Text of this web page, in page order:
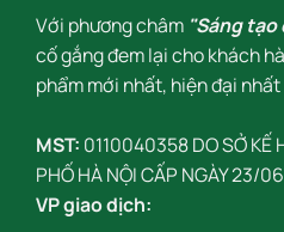
Với phương châm "Sáng
cố gắng đem lại cho khách
phẩm mới nhất, hiện đại nhất
MST: 0110040358 DO SỞ KẾ
PHỐ HÀ NỘI CẤP NGÀY 23/
VP giao dịch: